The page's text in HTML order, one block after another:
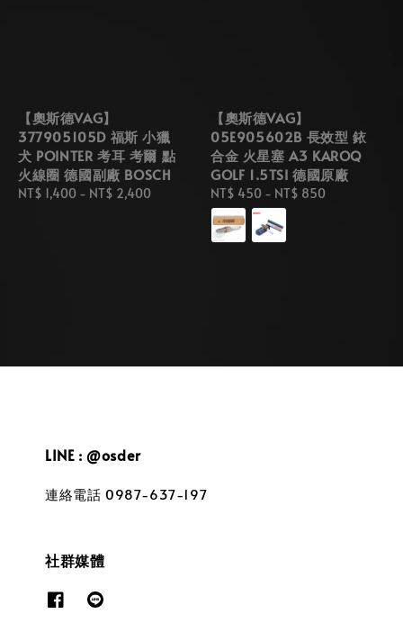
【奧斯德VAG】
377905105D 福斯 小獵
犬 POINTER 考耳 考爾 點
火線圈 德國副廠 BOSCH
Regular
NT$ 1,400 - NT$ 2,400
【奧斯德VAG】
05E905602B 長效型 銥
合金 火星塞 A3 KAROQ
GOLF 1.5TSI 德國原廠
Regular
price
NT$ 450 - NT$ 850
LINE : @osder
連絡電話 0987-637-197
社群媒體